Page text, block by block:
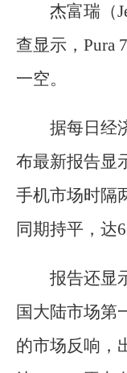
杰富瑞（
查显示，Pura
一空。
据每日经
布最新报告显
手机市场时隔
同期持平，达
报告还显
国大陆市场第
的市场反响，